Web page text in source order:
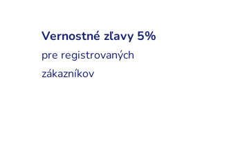
Vernostné zľavy 5%
pre registrovaných
zákazníkov